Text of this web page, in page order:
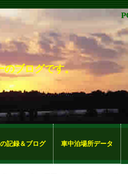
のブログです。
記録＆ブログ 車中泊場所データ